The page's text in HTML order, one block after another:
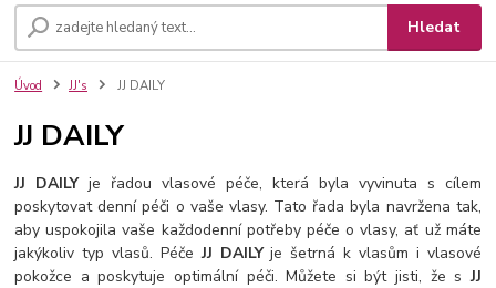
Hledat
Úvod JJ's JJ DAILY
JJ DAILY
JJ DAILYje řadou vlasové péče, která byla vyvinuta s cílem
poskytovat denní péči o vaše vlasy. Tato řada byla navržena tak,
aby uspokojila vaše každodenní potřeby péče o vlasy, ať už máte
jakýkoliv typ vlasů. Péče JJ DAILYje šetrná k vlasům i vlasové
pokožce a poskytuje optimální péči. Můžete si být jisti, že sJJ